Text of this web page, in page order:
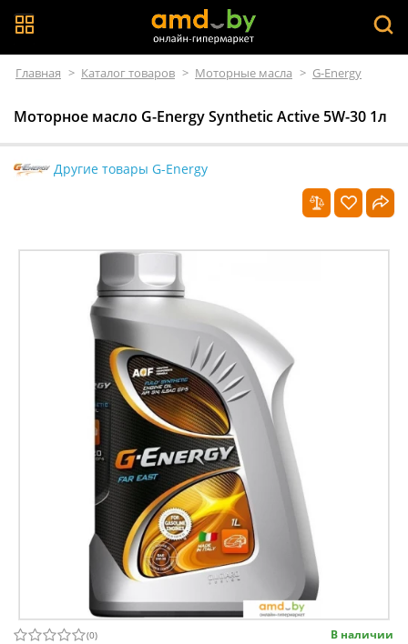
Главная > Каталог товаров > Моторные масла > G-Energy
Моторное масло G-Energy Synthetic Active 5W-30 1л
Другие товары G-Energy
(0)
В наличии